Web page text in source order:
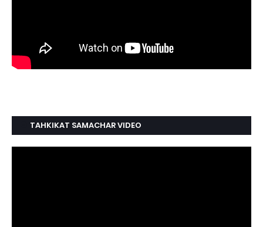
TAHKIKAT SAMACHAR VIDEO